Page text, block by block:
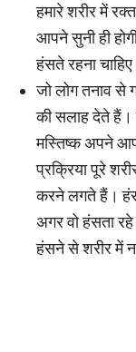
हमारे शरीर में
आपने सुनी ही
हंसते रहना
जो लोग तनाव से
की सलाह देते
मस्तिष्क अपने
प्रक्रिया पूरे
करने लगते हैं।
अगर वो हंसता
हंसने से शरीर में